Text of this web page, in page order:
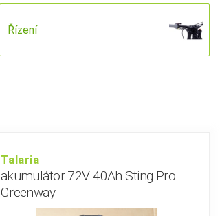
Řízení
Talaria
akumulátor 72V 40Ah Sting Pro
Greenway